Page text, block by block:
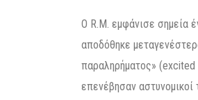
Ο R.M. εμφάνισε σημεία
αποδόθηκε
παραληρήματος»
επενέβησαν αστυνομικοί